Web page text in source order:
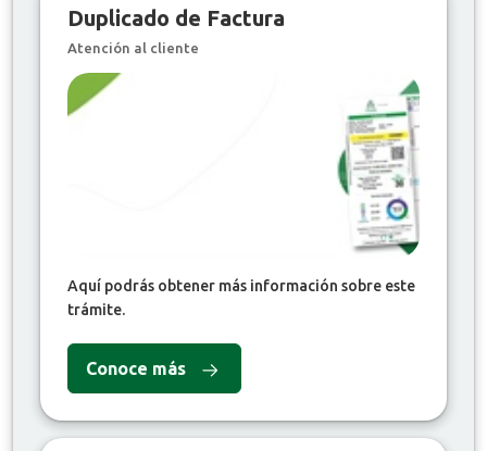
Duplicado de Factura
Atención al cliente
Aquí podrás obtener más información sobre este
trámite.
Conoce más